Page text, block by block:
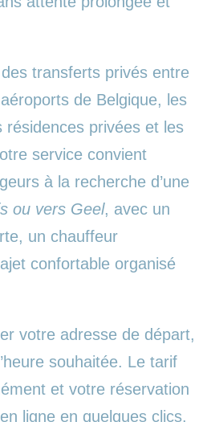
transferts privés entre
de Belgique, les
résidences privées et les
service convient
à la recherche d’une
ou vers Geel, avec un
un chauffeur
confortable organisé
votre adresse de départ,
souhaitée. Le tarif
et votre réservation
ligne en quelques clics.